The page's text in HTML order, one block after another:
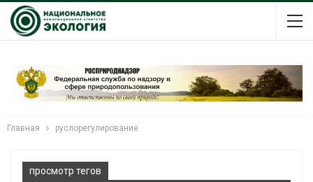
Главная руслорегулирование
просмотр тегов